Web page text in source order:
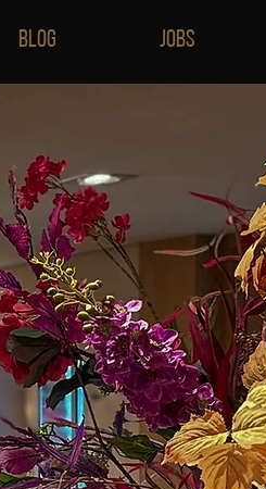
Blog Jobs